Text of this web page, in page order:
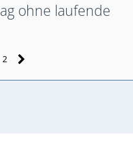
ohne laufende
2